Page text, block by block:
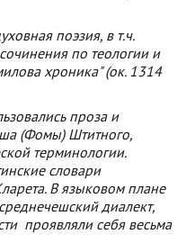
поэзия, в т.ч.
по теологии и
хроника" (ок. 1314
проза и
(Фомы) Штитного,
терминологии.
словари
В языковом плане
диалект,
проявляли себя весьма